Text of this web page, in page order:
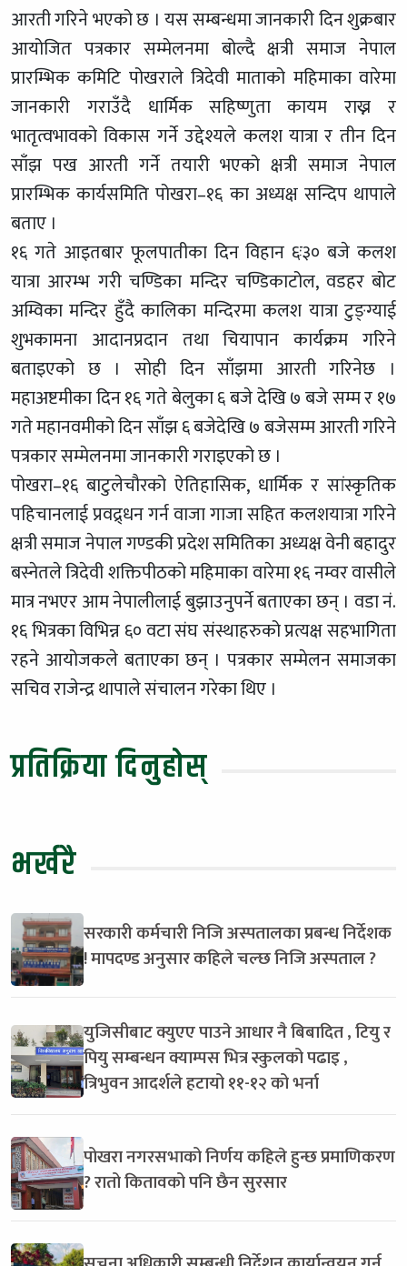
आरती गरिने भएको छ । यस सम्बन्धमा जानकारी दिन शुक्रबार
आयोजित पत्रकार सम्मेलनमा बोल्दै क्षत्री समाज नेपाल
प्रारम्भिक कमिटि पोखराले त्रिदेवी माताको महिमाका वारेमा
जानकारी गराउँदै धार्मिक सहिष्णुता कायम राख्न र
भातृत्वभावको विकास गर्ने उद्देश्यले कलश यात्रा र तीन दिन
साँझ पख आरती गर्ने तयारी भएको क्षत्री समाज नेपाल
प्रारम्भिक कार्यसमिति पोखरा–१६ का अध्यक्ष सन्दिप थापाले
बताए ।
१६ गते आइतबार फूलपातीका दिन विहान ६ः३० बजे कलश
यात्रा आरम्भ गरी चण्डिका मन्दिर चण्डिकाटोल, वडहर बोट
अम्विका मन्दिर हुँदै कालिका मन्दिरमा कलश यात्रा टुङ्ग्याई
शुभकामना आदानप्रदान तथा चियापान कार्यक्रम गरिने
बताइएको छ । सोही दिन साँझमा आरती गरिनेछ ।
महाअष्टमीका दिन १६ गते बेलुका ६ बजे देखि ७ बजे सम्म र १७
गते महानवमीको दिन साँझ ६ बजेदेखि ७ बजेसम्म आरती गरिने
पत्रकार सम्मेलनमा जानकारी गराइएको छ ।
पोखरा–१६ बाटुलेचौरको ऐतिहासिक, धार्मिक र सांस्कृतिक
पहिचानलाई प्रवद्र्धन गर्न वाजा गाजा सहित कलशयात्रा गरिने
क्षत्री समाज नेपाल गण्डकी प्रदेश समितिका अध्यक्ष वेनी बहादुर
बस्नेतले त्रिदेवी शक्तिपीठको महिमाका वारेमा १६ नम्वर वासीले
मात्र नभएर आम नेपालीलाई बुझाउनुपर्ने बताएका छन् । वडा नं.
१६ भित्रका विभिन्न ६० वटा संघ संस्थाहरुको प्रत्यक्ष सहभागिता
रहने आयोजकले बताएका छन् । पत्रकार सम्मेलन समाजका
सचिव राजेन्द्र थापाले संचालन गरेका थिए ।
प्रतिक्रिया दिनुहोस्
भर्खरै
सरकारी कर्मचारी निजि अस्पतालका प्रबन्ध निर्देशक
! मापदण्ड अनुसार कहिले चल्छ निजि अस्पताल ?
युजिसीबाट क्युएए पाउने आधार नै बिबादित , टियु र
पियु सम्बन्धन क्याम्पस भित्र स्कुलको पढाइ ,
त्रिभुवन आदर्शले हटायो ११-१२ को भर्ना
पोखरा नगरसभाको निर्णय कहिले हुन्छ प्रमाणिकरण
? रातो कितावको पनि छैन सुरसार